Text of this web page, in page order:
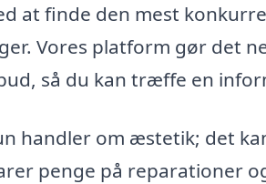
at finde den mest
Vores platform gør det
så du kan træffe en
handler om æstetik; det
penge på reparationer